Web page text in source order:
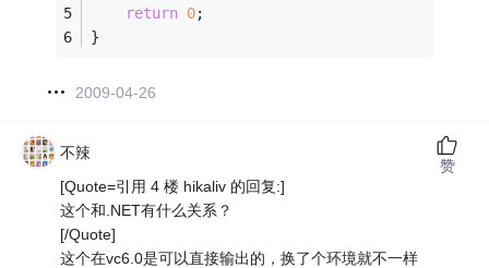
return 0;
}
2009-04-26
不辣
[Quote=引用 4 楼 hikaliv 的回复:]
这个和.NET有什么关系？
[/Quote]
这个在vc6.0是可以直接输出的，换了个环境就不一样
赞